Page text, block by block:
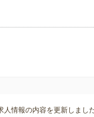
人情報の内容を更新しまし